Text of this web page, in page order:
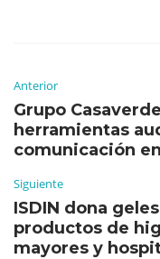
Anterior
Grupo
herramientas
comunicación
Siguiente
ISDIN dona
productos de
mayores y